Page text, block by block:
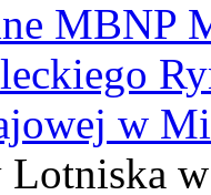
MBNP
w
Lotniska